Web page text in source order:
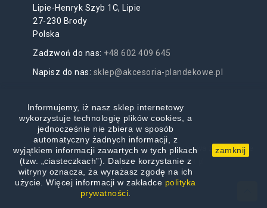
Lipie-Henryk Szyb 1C, Lipie
27-230 Brody
Polska
Zadzwoń do nas: +48 602 409 645
Napisz do nas: sklep@akcesoria-plandekowe.pl
akcesoria-plandekowe.pl© 2019-2026 wszelkie prawa zastrzeżone
realizacja i pozycjonowanie:scribnet.pl
Informujemy, iż nasz sklep internetowy
wykorzystuje technologię plików cookies, a
jednocześnie nie zbiera w sposób
automatyczny żadnych informacji, z
wyjątkiem informacji zawartych w tych plikach
(tzw. „ciasteczkach”). Dalsze korzystanie z
witryny oznacza, ża wyrażasz zgodę na ich
użycie. Więcej informacji w zakładce polityka
prywatności
zamknij